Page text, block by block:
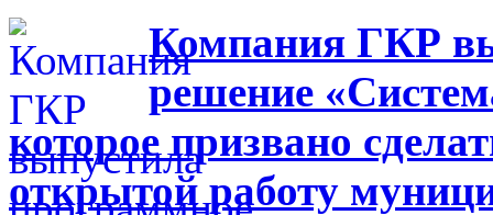
Компания ГКР
решение
которое призвано
открытой работу